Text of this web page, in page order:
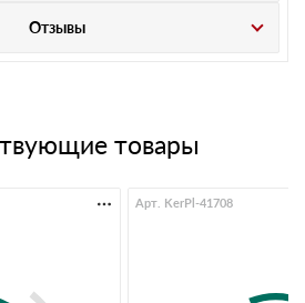
Отзывы
товары
Арт. KerPl-41708